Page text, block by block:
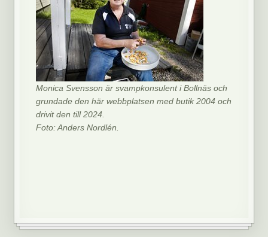
Monica Svensson är svampkonsulent i Bollnäs och
grundade den här webbplatsen med butik 2004 och
drivit den till 2024.
Foto: Anders Nordlén.